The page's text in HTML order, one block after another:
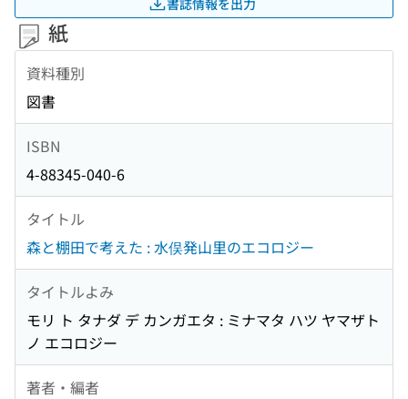
紙
資料種別
図書
ISBN
4-88345-040-6
タイトル
森と棚田で考えた : 水俣発山里のエコロジー
タイトルよみ
モリ ト タナダ デ カンガエタ : ミナマタ ハツ ヤマザト
ノ エコロジー
著者・編者